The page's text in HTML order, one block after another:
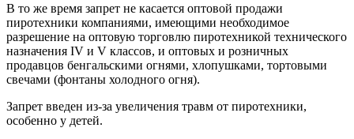
В то же время запрет не касается оптовой продажи
пиротехники компаниями, имеющими необходимое
разрешение на оптовую торговлю пиротехникой технического
назначения IV и V классов, и оптовых и розничных
продавцов бенгальскими огнями, хлопушками, тортовыми
свечами (фонтаны холодного огня).
Запрет введен из-за увеличения травм от пиротехники,
особенно у детей.